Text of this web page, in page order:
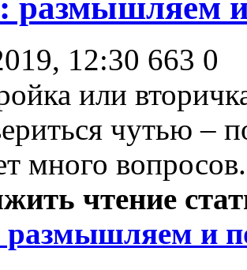
12:30 663 0
или
чутью –
много вопросов.
чтение
и